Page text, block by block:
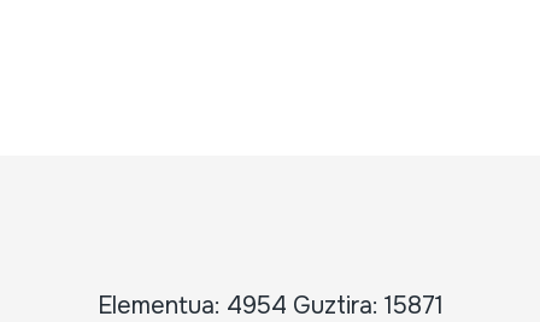
Elementua: 4954 Guztira: 15871